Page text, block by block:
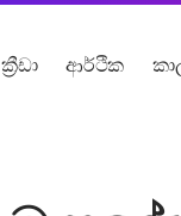
ක්‍රීඩා ආර්ථික